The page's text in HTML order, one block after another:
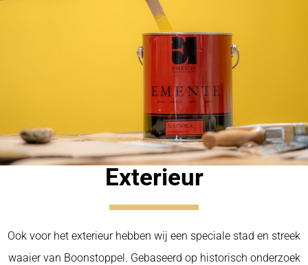
Exterieur
Ook voor het exterieur hebben wij een speciale stad en streek
waaier van Boonstoppel. Gebaseerd op historisch onderzoek